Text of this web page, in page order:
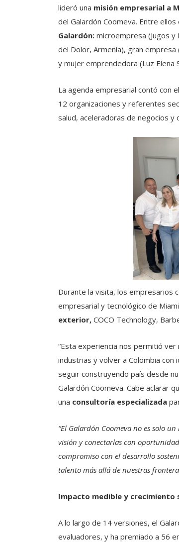
lideró una misión empresarial a
del Galardón Coomeva. Entre ellos
Galardón: microempresa (Jugos y
del Dolor, Armenia), gran empresa
y mujer emprendedora (Luz Elena
La agenda empresarial contó con
12 organizaciones y referentes
salud, aceleradoras de negocios y
Durante la visita, los empresarios
empresarial y tecnológico de
exterior, COCO Technology,
“Esta experiencia nos permitió
industrias y volver a Colombia con
seguir construyendo país desde
Galardón Coomeva. Cabe aclarar
una consultoría especializada
“El Galardón Coomeva no es solo
visión y conectarlas con
compromiso con el desarrollo
talento más allá de nuestras
Impacto medible y crecimiento
A lo largo de 14 versiones, el
evaluadores, y ha premiado a 56